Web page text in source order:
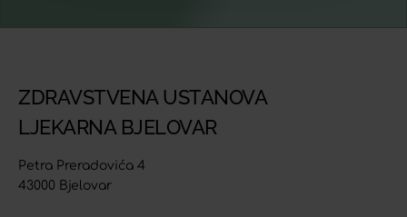
ZDRAVSTVENA USTANOVA
LJEKARNA BJELOVAR
Petra Preradovića 4
43000 Bjelovar